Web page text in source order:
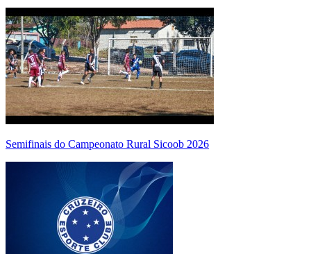
Semifinais do Campeonato Rural Sicoob 2026